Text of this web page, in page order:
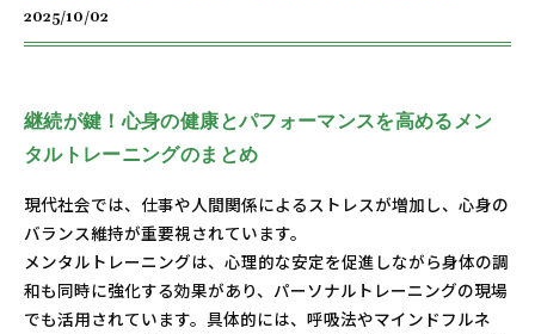
2025/10/02
継続が鍵！心身の健康とパフォーマンスを高めるメン
タルトレーニングのまとめ
現代社会では、仕事や人間関係によるストレスが増加し、心身の
バランス維持が重要視されています。
メンタルトレーニングは、心理的な安定を促進しながら身体の調
和も同時に強化する効果があり、パーソナルトレーニングの現場
でも活用されています。具体的には、呼吸法やマインドフルネ